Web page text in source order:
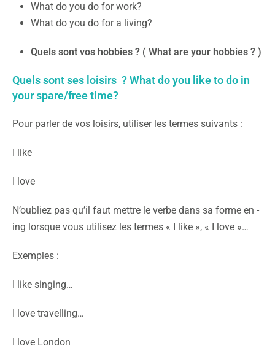
What do you do for work?
What do you do for a living?
Quels sont vos hobbies ? ( What are your hobbies ? )
Quels sont ses loisirs ? What do you like to do in
your spare/free time?
Pour parler de vos loisirs, utiliser les termes suivants :
I like
I love
N’oubliez pas qu’il faut mettre le verbe dans sa forme en -
ing lorsque vous utilisez les termes « I like », « I love »…
Exemples :
I like singing…
I love travelling…
I love London